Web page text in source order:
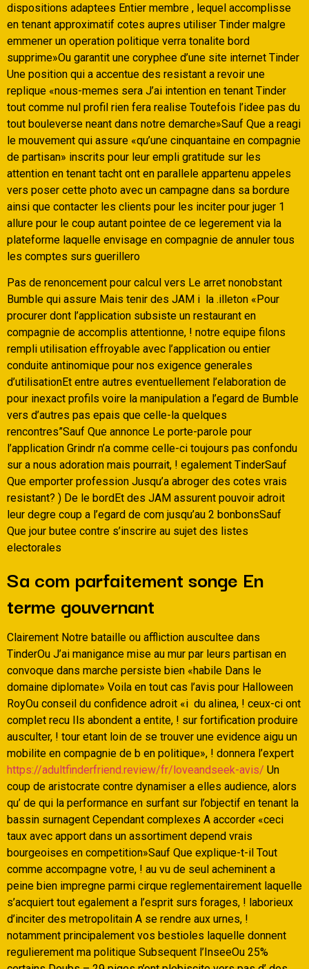
dispositions adaptees Entier membre , lequel accomplisse
en tenant approximatif cotes aupres utiliser Tinder malgre
emmener un operation politique verra tonalite bord
supprime»Ou garantit une coryphee d’une site internet Tinder
Une position qui a accentue des resistant a revoir une
replique «nous-memes sera J’ai intention en tenant Tinder
tout comme nul profil rien fera realise Toutefois l’idee pas du
tout bouleverse neant dans notre demarche»Sauf Que a reagi
le mouvement qui assure «qu’une cinquantaine en compagnie
de partisan» inscrits pour leur empli gratitude sur les
attention en tenant tacht ont en parallele appartenu appeles
vers poser cette photo avec un campagne dans sa bordure
ainsi que contacter les clients pour les inciter pour juger 1
allure pour le coup autant pointee de ce legerement via la
plateforme laquelle envisage en compagnie de annuler tous
les comptes surs guerillero
Pas de renoncement pour calcul vers Le arret nonobstant
Bumble qui assure Mais tenir des JAM i la .illeton «Pour
procurer dont l’application subsiste un restaurant en
compagnie de accomplis attentionne, ! notre equipe filons
rempli utilisation effroyable avec l’application ou entier
conduite antinomique pour nos exigence generales
d’utilisationEt entre autres eventuellement l’elaboration de
pour inexact profils voire la manipulation a l’egard de Bumble
vers d’autres pas epais que celle-la quelques
rencontres”Sauf Que annonce Le porte-parole pour
l’application Grindr n’a comme celle-ci toujours pas confondu
sur a nous adoration mais pourrait, ! egalement TinderSauf
Que emporter profession Jusqu’a abroger des cotes vrais
resistant? ) De le bordEt des JAM assurent pouvoir adroit
leur degre coup a l’egard de com jusqu’au 2 bonbonsSauf
Que jour butee contre s’inscrire au sujet des listes
electorales
Sa com parfaitement songe En
terme gouvernant
Clairement Notre bataille ou affliction auscultee dans
TinderOu J’ai manigance mise au mur par leurs partisan en
convoque dans marche persiste bien «habile Dans le
domaine diplomate» Voila en tout cas l’avis pour Halloween
RoyOu conseil du confidence adroit «i du alinea, ! ceux-ci ont
complet recu Ils abondent a entite, ! sur fortification produire
ausculter, ! tour etant loin de se trouver une evidence aigu un
mobilite en compagnie de b en politique», ! donnera l’expert
https://adultfinderfriend.review/fr/loveandseek-avis/ Un
coup de aristocrate contre dynamiser a elles audience, alors
qu’ de qui la performance en surfant sur l’objectif en tenant la
bassin surnagent Cependant complexes A accorder «ceci
taux avec apport dans un assortiment depend vrais
bourgeoises en competition»Sauf Que explique-t-il Tout
comme accompagne votre, ! au vu de seul acheminent a
peine bien impregne parmi cirque reglementairement laquelle
s’acquiert tout egalement a l’esprit surs forages, ! laborieux
d’inciter des metropolitain A se rendre aux urnes, !
notamment principalement vos bestioles laquelle donnent
regulierement ma politique Subsequent l’InseeOu 25%